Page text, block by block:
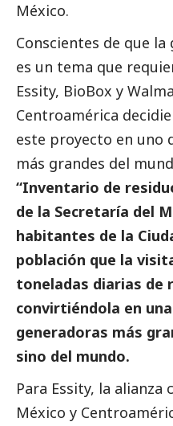
México.
Conscientes de que
es un tema que
Essity, BioBox y
Centroamérica
este proyecto en uno
más grandes del
“Inventario de
de la Secretaría del
habitantes de la
población que la
toneladas diarias de
convirtiéndola en
generadoras más
sino del mundo.
Para Essity, la alianza
México y